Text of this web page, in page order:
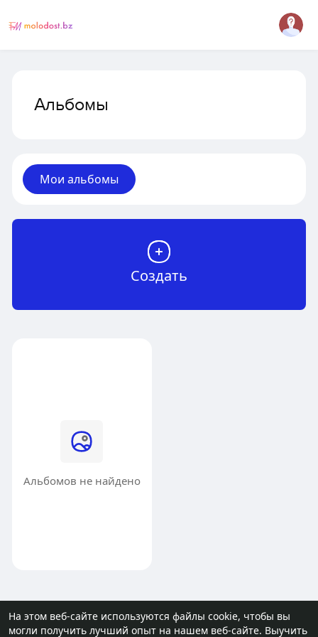
На этом веб-сайте используются файлы cookie, чтобы вы
могли получить лучший опыт на нашем веб-сайте. Выучить
Альбомы
Мои альбомы
Создать
Альбомов не найдено
© 2026 molodost.bz